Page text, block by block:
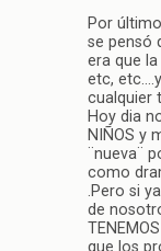
Por
se pensó
era que
etc,
cualquier
Hoy dia
NIÑOS y
¨nueva¨
como
.Pero si
de
que los